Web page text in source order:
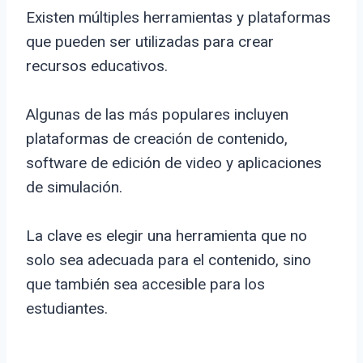
Existen múltiples herramientas y plataformas
que pueden ser utilizadas para crear
recursos educativos.
Algunas de las más populares incluyen
plataformas de creación de contenido,
software de edición de video y aplicaciones
de simulación.
La clave es elegir una herramienta que no
solo sea adecuada para el contenido, sino
que también sea accesible para los
estudiantes.